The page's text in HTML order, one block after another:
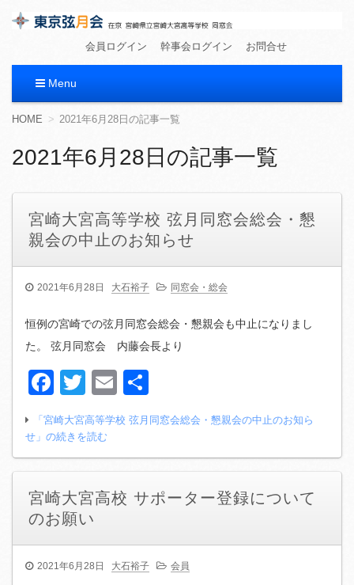
東京弦月会
在京 宮崎県立宮崎大宮高等学校 同窓会
会員ログイン 幹事会ログイン お問合せ
Menu
コ
テ
ン
動
HOME 2021年6月28日の記事一覧
2021年6月28日の記事一覧
宮崎大宮高等学校 弦月同窓会総会・懇
親会の中止のお知らせ
2021年6月28日 大石裕子 同窓会・総会
恒例の宮崎での弦月同窓会総会・懇親会も中止になりまし
た。 弦月同窓会 内藤会長より
Facebook
TwitterEmail
有
「宮崎大宮高等学校 弦月同窓会総会・懇親会の中止のお知ら
せ」の続きを読む
宮崎大宮高校 サポーター登録について
のお願い
2021年6月28日 大石裕子 会員